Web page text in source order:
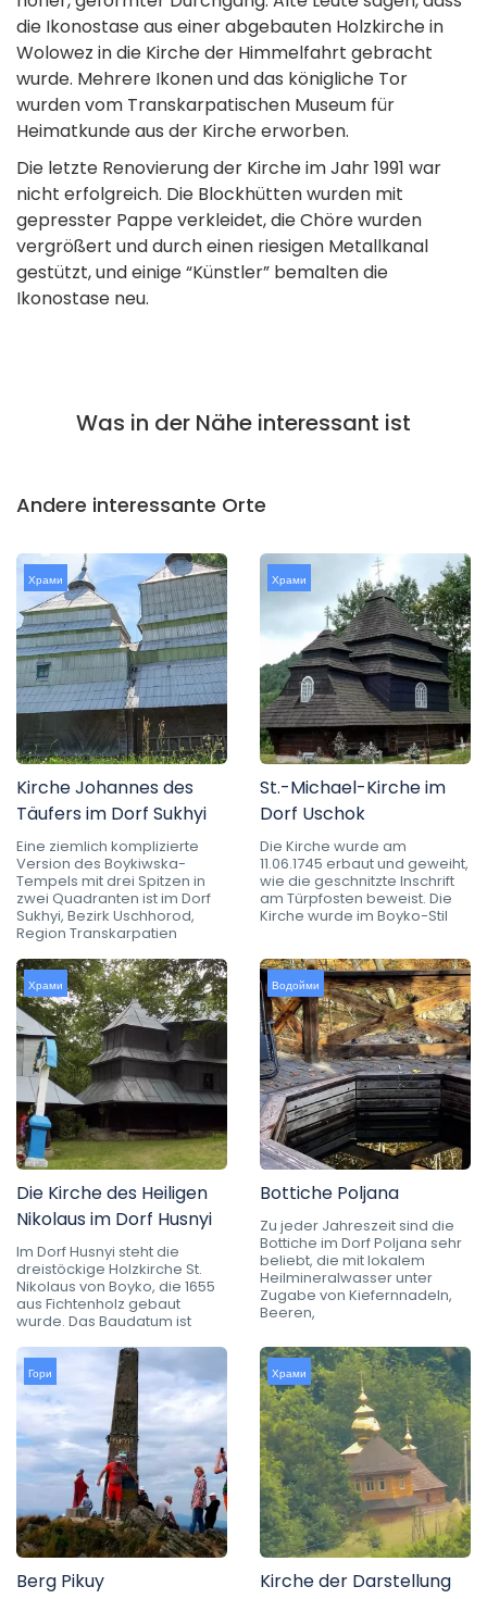
die Ikonostase aus einer abgebauten Holzkirche in
Wolowez in die Kirche der Himmelfahrt gebracht
wurde. Mehrere Ikonen und das königliche Tor
wurden vom Transkarpatischen Museum für
Heimatkunde aus der Kirche erworben.
Die letzte Renovierung der Kirche im Jahr 1991 war
nicht erfolgreich. Die Blockhütten wurden mit
gepresster Pappe verkleidet, die Chöre wurden
vergrößert und durch einen riesigen Metallkanal
gestützt, und einige “Künstler” bemalten die
Ikonostase neu.
Was in der Nähe interessant ist
Andere interessante Orte
Храми
Kirche Johannes des
Täufers im Dorf Sukhyi
Eine ziemlich komplizierte
Version des Boykiwska-
Tempels mit drei Spitzen in
zwei Quadranten ist im Dorf
Sukhyi, Bezirk Uschhorod,
Region Transkarpatien
Храми
St.-Michael-Kirche im
Dorf Uschok
Die Kirche wurde am
11.06.1745 erbaut und geweiht,
wie die geschnitzte Inschrift
am Türpfosten beweist. Die
Kirche wurde im Boyko-Stil
Храми
Die Kirche des Heiligen
Nikolaus im Dorf Husnyi
Im Dorf Husnyi steht die
dreistöckige Holzkirche St.
Nikolaus von Boyko, die 1655
aus Fichtenholz gebaut
wurde. Das Baudatum ist
Водойми
Bottiche Poljana
Zu jeder Jahreszeit sind die
Bottiche im Dorf Poljana sehr
beliebt, die mit lokalem
Heilmineralwasser unter
Zugabe von Kiefernnadeln,
Beeren,
Гори
Berg Pikuy
Храми
Kirche der Darstellung